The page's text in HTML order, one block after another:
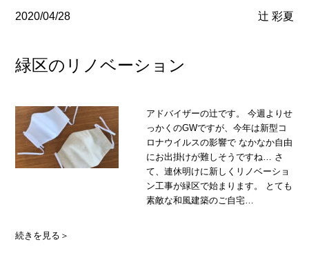
2020/04/28 辻 彩夏
緑区のリノベーション
アドバイザーの辻です。 今週よりせ
っかくのGWですが、今年は新型コ
ロナウイルスの影響で なかなか自由
にお出掛けが難しそうですね… さ
て、連休明けに新しくリノベーショ
ン工事が緑区で始まります。 とても
素敵な和風建築のご自宅…
続きを見る＞